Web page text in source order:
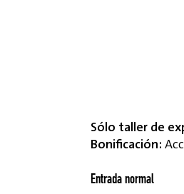
Sólo taller de
Bonificación:
Entrada normal